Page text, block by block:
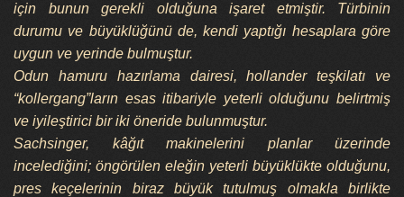
için bunun gerekli olduğuna işaret etmiştir. Türbinin
durumu ve büyüklüğünü de, kendi yaptığı hesaplara göre
uygun ve yerinde bulmuştur.
Odun hamuru hazırlama dairesi, hollander teşkilatı ve
“kollergang”ların esas itibariyle yeterli olduğunu belirtmiş
ve iyileştirici bir iki öneride bulunmuştur.
Sachsinger, kâğıt makinelerini planlar üzerinde
incelediğini; öngörülen eleğin yeterli büyüklükte olduğunu,
pres keçelerinin biraz büyük tutulmuş olmakla birlikte